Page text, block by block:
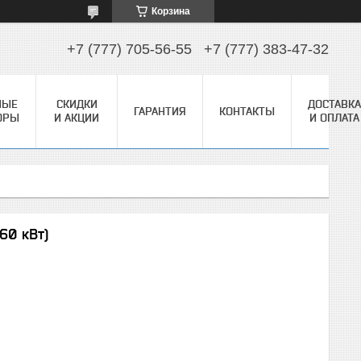
Корзина
+7 (777) 705-56-55 +7 (777) 383-47-32
СКИДКИ
И АКЦИИ
ГАРАНТИЯ КОНТАКТЫ
ДОСТАВКА
И ОПЛАТА
кВт)